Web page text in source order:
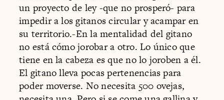
un proyecto de ley -que no prosperó- para
impedir a los gitanos circular y acampar en
su territorio.-En la mentalidad del gitano
no está cómo jorobar a otro. Lo único que
tiene en la cabeza es que no lo joroben a él.
El gitano lleva pocas pertenencias para
poder moverse. No necesita 500 ovejas,